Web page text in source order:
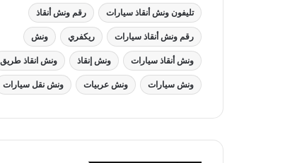
تليفون ونش أنقاذ سيارات رقم ونش أنقاذ
رقم ونش أنقاذ سيارات ريكفري ونش
ونش أنقاذ سيارات ونش إنقاذ ونش انقاذ طريق
ونش سيارات ونش عربيات ونش نقل سيارات